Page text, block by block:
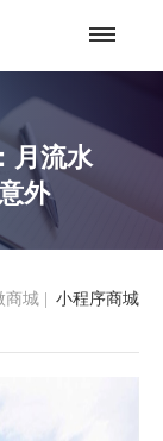
月流水
外
小程序商城
商城